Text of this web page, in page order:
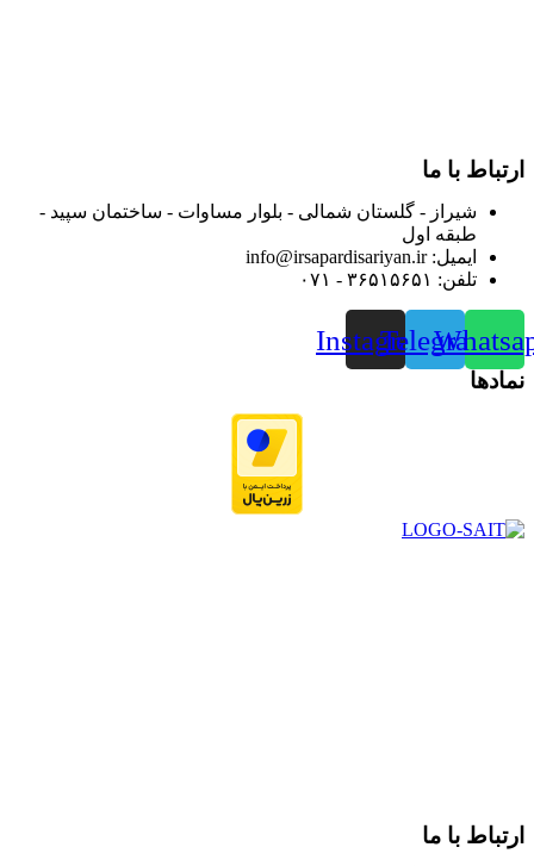
ارتباط با ما
شیراز - گلستان شمالی - بلوار مساوات - ساختمان سپید -
طبقه اول
ایمیل: info@irsapardisariyan.ir
تلفن: ۳۶۵۱۵۶۵۱ - ۰۷۱
Telegram
Instagram
نمادها
ارتباط با ما